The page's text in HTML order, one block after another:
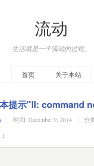
流动
生活就是一个流动的过程。
首页 关于本站
提示"ll: command
时间: December 9, 2014 分